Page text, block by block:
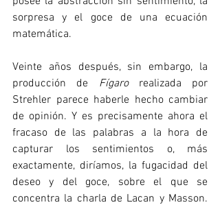
sorpresa y el goce de una ecuación
matemática.
Veinte años después, sin embargo, la
producción de Fígaro realizada por
Strehler parece haberle hecho cambiar
de opinión. Y es precisamente ahora el
fracaso de las palabras a la hora de
capturar los sentimientos o, más
exactamente, diríamos, la fugacidad del
deseo y del goce, sobre el que se
concentra la charla de Lacan y Masson.